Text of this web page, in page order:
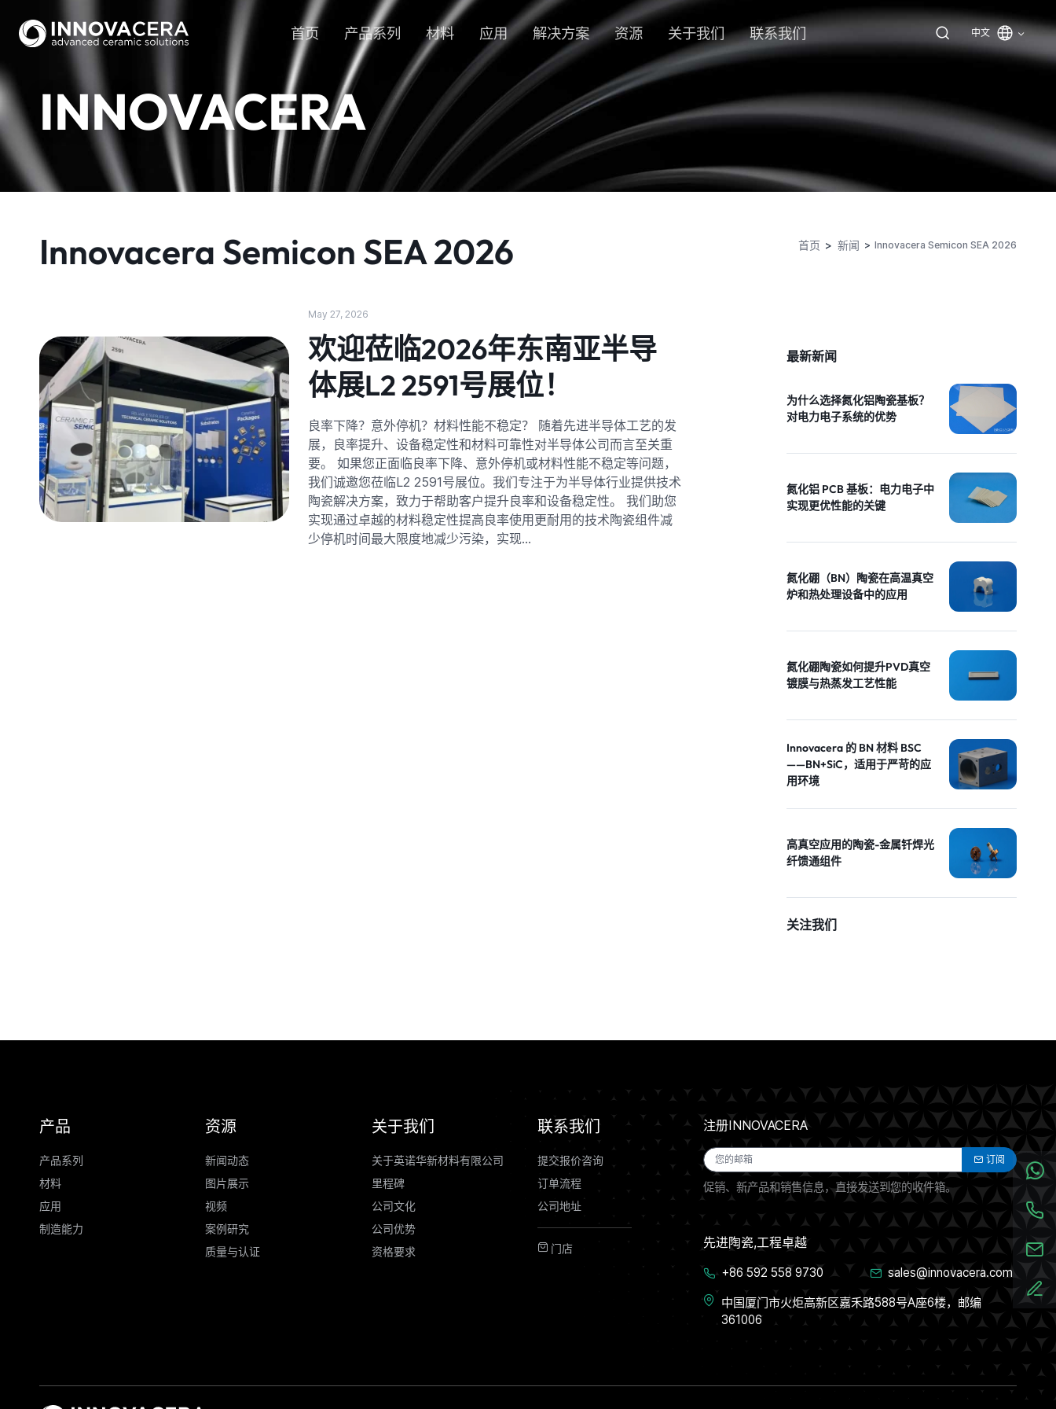
首页 产品系列 材料 应用 解决方案 资源 关于我们 联系我们 中文
INNOVACERA
Innovacera Semicon SEA 2026 首页 新闻 Innovacera Semicon SEA 2026
May 27, 2026
欢迎莅临2026年东南亚半导
体展L2 2591号展位！
良率下降？意外停机？材料性能不稳定？ 随着先进半导体工艺的发
展，良率提升、设备稳定性和材料可靠性对半导体公司而言至关重
要。 如果您正面临良率下降​​、意外停机或材料性能不稳定等问题，
我们诚邀您莅临L2 2591号展位。我们专注于为半导体行业提供技术
陶瓷解决方案，致力于帮助客户提升良率和设备稳定性。 我们助您
实现通过卓越的材料稳定性提高良率使用更耐用的技术陶瓷组件减
少停机时间最大限度地减少污染，实现…
最新新闻
为什么选择氮化铝陶瓷基板？
对电力电子系统的优势
氮化铝 PCB 基板：电力电子中
实现更优性能的关键
氮化硼（BN）陶瓷在高温真空
炉和热处理设备中的应用
氮化硼陶瓷如何提升PVD真空
镀膜与热蒸发工艺性能
Innovacera 的 BN 材料 BSC
——BN+SiC，适用于严苛的应
用环境
高真空应用的陶瓷-金属钎焊光
纤馈通组件
关注我们
产品
产品系列
材料
应用
制造能力
资源
新闻动态
图片展示
视频
案例研究
质量与认证
关于我们
关于英诺华新材料有限公司
里程碑
公司文化
公司优势
资格要求
联系我们
提交报价咨询
订单流程
公司地址
门店
注册INNOVACERA
订阅
促销、新产品和销售信息，直接发送到您的收件箱。
先进陶瓷,工程卓越
+86 592 558 9730
sales@innovacera.com
中国厦门市火炬高新区嘉禾路588号A座6楼，邮编
361006